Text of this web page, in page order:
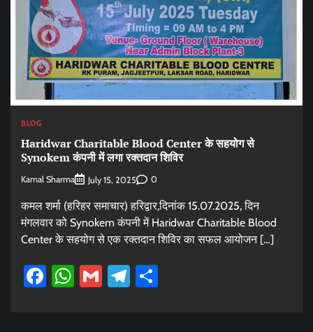
BLOG
Haridwar Charitable Blood Center के सहयोग से
Synokem कंपनी में लगा रक्तदान शिविर
Kamal Sharma July 15, 2025 0
कमल शर्मा (हरिहर समाचार) हरिद्वार,दिनांक 15.07.2025, दिन
मंगलवार को Synokem कंपनी में Haridwar Charitable Blood
Center के सहयोग से एक रक्तदान शिविर का सफल आयोजन […]
Facebook
WhatsApp
GmailTelegram